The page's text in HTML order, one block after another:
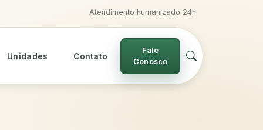
Atendimento humanizado 24h
Unidades Contato
Fale
Conosco